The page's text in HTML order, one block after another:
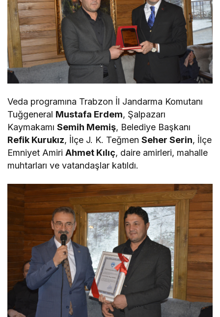
Veda programına Trabzon İl Jandarma Komutanı
Tuğgeneral Mustafa Erdem, Şalpazarı
KaymakamıSemih Memiş, Belediye Başkanı
Refik Kurukız, İlçe J. K. TeğmenSeher Serin, İlçe
Emniyet AmiriAhmet Kılıç, daire amirleri, mahalle
muhtarları ve vatandaşlar katıldı.